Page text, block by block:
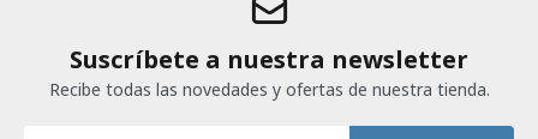
Suscríbete a nuestra newsletter
Recibe todas las novedades y ofertas de nuestra tienda.